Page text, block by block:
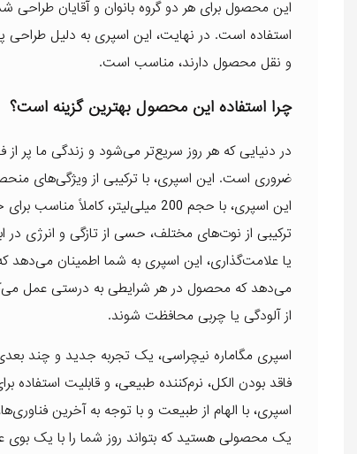
این محصول برای هر دو گروه بانوان و آقایان طراحی
استفاده است. در نهایت، این اسپری به دلیل طراحی
و نقل محصول دارند، مناسب است.
چرا استفاده این محصول بهترین گزینه است؟
در دنیایی که هر روز سریع‌تر می‌شود و زندگی ما پر
ضروری است. این اسپری، با ترکیبی از ویژگی‌های
این اسپری، با حجم 200
ترکیبی از نوت‌های مختلف، حسی از تازگی و انرژی
یا علامت‌گذاری، این اسپری به شما اطمینان
می‌دهد که محصول در هر شرایطی به درستی عمل
از آلودگی یا چربی محافظت شوند.
اسپری مگاماره نیچراسی، یک تجربه جدید و چند بعدی
فاقد بودن الکل، نرم‌کننده طبیعی، و قابلیت
اسپری، با الهام از طبیعت و با توجه به آخرین
یک محصولی هستید که بتواند روز شما را با یک